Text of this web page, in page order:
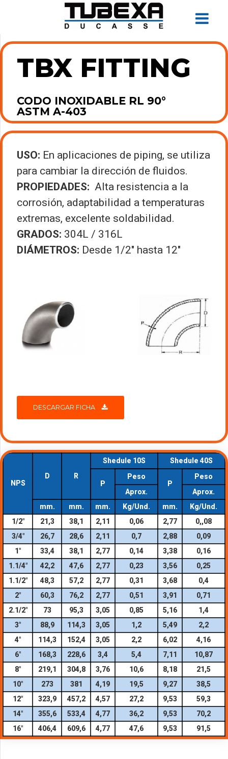
TBX FITTING
CODO INOXIDABLE RL 90°
ASTM A-403
USO: En aplicaciones de piping, se utiliza
para cambiar la dirección de fluidos.
PROPIEDADES: Alta resistencia a la
corrosión, adaptabilidad a temperaturas
extremas, excelente soldabilidad.
GRADOS: 304L / 316L
DIÁMETROS: Desde 1/2″ hasta 12″
DESCARGAR FICHA
NPS
D R
Shedule 10S Shedule 40S
P
Peso
P
Peso
Aprox.
Aprox.
mm.
mm. mm. Kg/Und. mm.
Kg/Und.
1/2″
21,3 38,1 2,11 0,06 2,77
0,,08
3/4″
26,7 28,6 2,11 0,7 2,88
0,09
1″
33,4 38,1 2,77 0,14 3,38
0,16
1.1/4″
42,2 47,6 2,77 0,23 3,56
0,25
1.1/2″
48,3 57,2 2,77 0,31 3,68
0,4
2″
60,3 76,2 2,77 0,51 3,91
0,71
2.1/2″
73 95,3 3,05 0,85 5,16
1,4
3″
88,9 114,3 3,05 1,2 5,49
2,2
4″
114,3 152,4 3,05 2,2 6,02
4,16
6″
168,3 228,6 3,4 5,4 7,11
10,87
8″
219,1 304,8 3,76 10,6 8,18
21,5
10″
273 381 4,19 19,5 9,27
38,5
12″
323,9 457,2 4,57 27,2 9,53
59,3
14″
355,6 533,4 4,77 36,2 9,53
70,2
16″
406,4 609,6 4,77 47,6 9,53 91,5